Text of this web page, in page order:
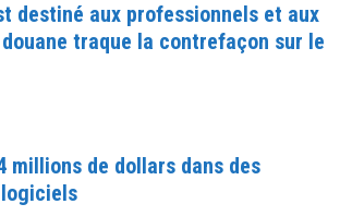
destiné aux professionnels et aux
traque la contrefaçon sur le
millions de dollars dans des